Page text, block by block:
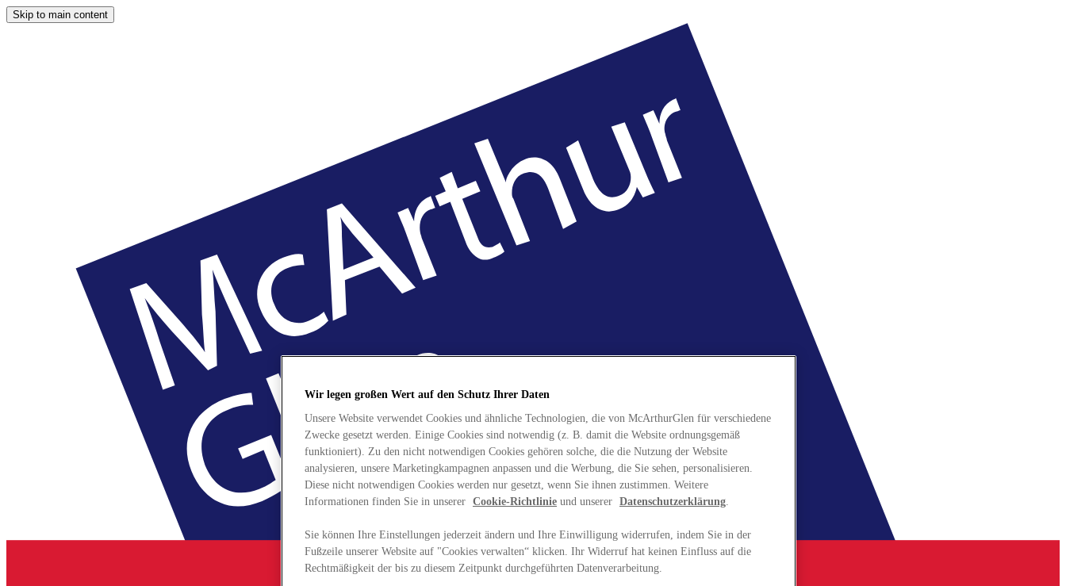
Skip to main content
Wir legen großen Wert auf den Schutz Ihrer Daten
Unsere Website verwendet Cookies und ähnliche Technologien, die von McArthurGlen für verschiedene
Zwecke gesetzt werden. Einige Cookies sind notwendig (z. B. damit die Website ordnungsgemäß
funktioniert). Zu den nicht notwendigen Cookies gehören solche, die die Nutzung der Website
analysieren, unsere Marketingkampagnen anpassen und die Werbung, die Sie sehen, personalisieren.
Diese nicht notwendigen Cookies werden nur gesetzt, wenn Sie ihnen zustimmen. Weitere
Informationen finden Sie in unserer Cookie-Richtlinie und unserer Datenschutzerklärung.
Sie können Ihre Einstellungen jederzeit ändern und Ihre Einwilligung widerrufen, indem Sie in der
Fußzeile unserer Website auf "Cookies verwalten“ klicken. Ihr Widerruf hat keinen Einfluss auf die
Rechtmäßigkeit der bis zu diesem Zeitpunkt durchgeführten Datenverarbeitung.